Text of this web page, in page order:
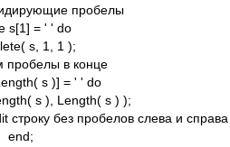
пробелы
s[1] = ' ' do
s, 1, 1 );
пробелы в конце
s )] = ' ' do
s ), Length( s ) );
без пробелов слева и справа
end;